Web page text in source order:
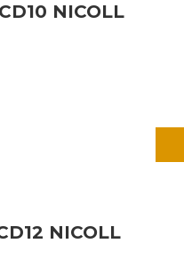
NICOLL
NICOLL